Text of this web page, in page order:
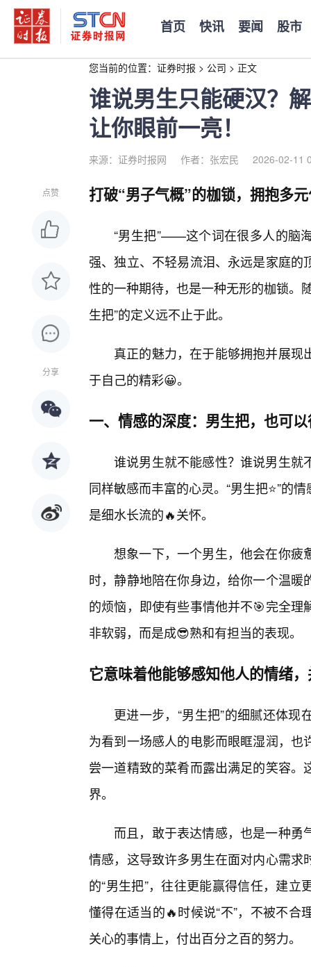
首页 快讯 要闻 股市
您当前的位置： 证券时报 > 公司 > 正文
谁说男生只能硬汉？
让你眼前一亮！
来源：证券时报网 作者：张宏民 2026-02-11
点赞
分享
打破“男子气概”的枷锁，拥抱多
“男生把”——这个词在很多人的脑
强、独立、不轻易流泪、永远是家庭
性的一种期待，也是一种无形的枷锁。
生把”的定义远不止于此。
真正的魅力，在于能够拥抱并展
于自己的精彩😀。
一、情感的深度：男生把，也可
谁说男生就不能感性？谁说男生就
同样敏感而丰富的心灵。“男生把⭐”的
是细水长流的🔥关怀。
想象一下，一个男生，他会在你疲
时，静静地陪在你身边，给你一个温
的烦恼，即使有些事情他并不🎯完全
非软弱，而是成😎熟和有担当的表现。
它意味着他能够感知他人的情绪
更进一步，“男生把”的细腻还体
为看到一场感人的电影而眼眶湿润，
尝一道精致的菜肴而露出满足的笑容
界。
而且，敢于表达情感，也是一种
情感，这导致许多男生在面对内心需
的“男生把”，往往更能赢得信任，建
懂得在适当的🔥时候说“不”，不被不
关心的事情上，付出百分之百的努力。